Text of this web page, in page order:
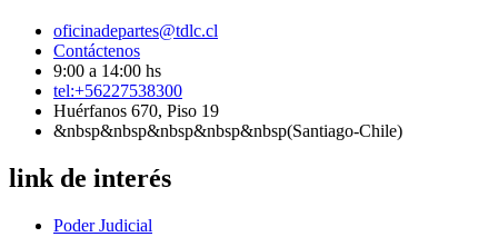
oficinadepartes@tdlc.cl
Contáctenos
9:00 a 14:00 hs
tel:+56227538300
Huérfanos 670, Piso 19
&nbsp&nbsp&nbsp&nbsp&nbsp(Santiago-Chile)
link de interés
Poder Judicial